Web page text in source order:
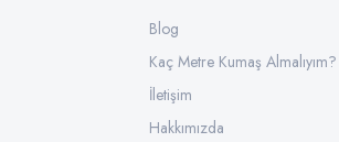
GönderBlog
Kaç Metre Kumaş Almalıyım?
İletişim
Hakkımızda